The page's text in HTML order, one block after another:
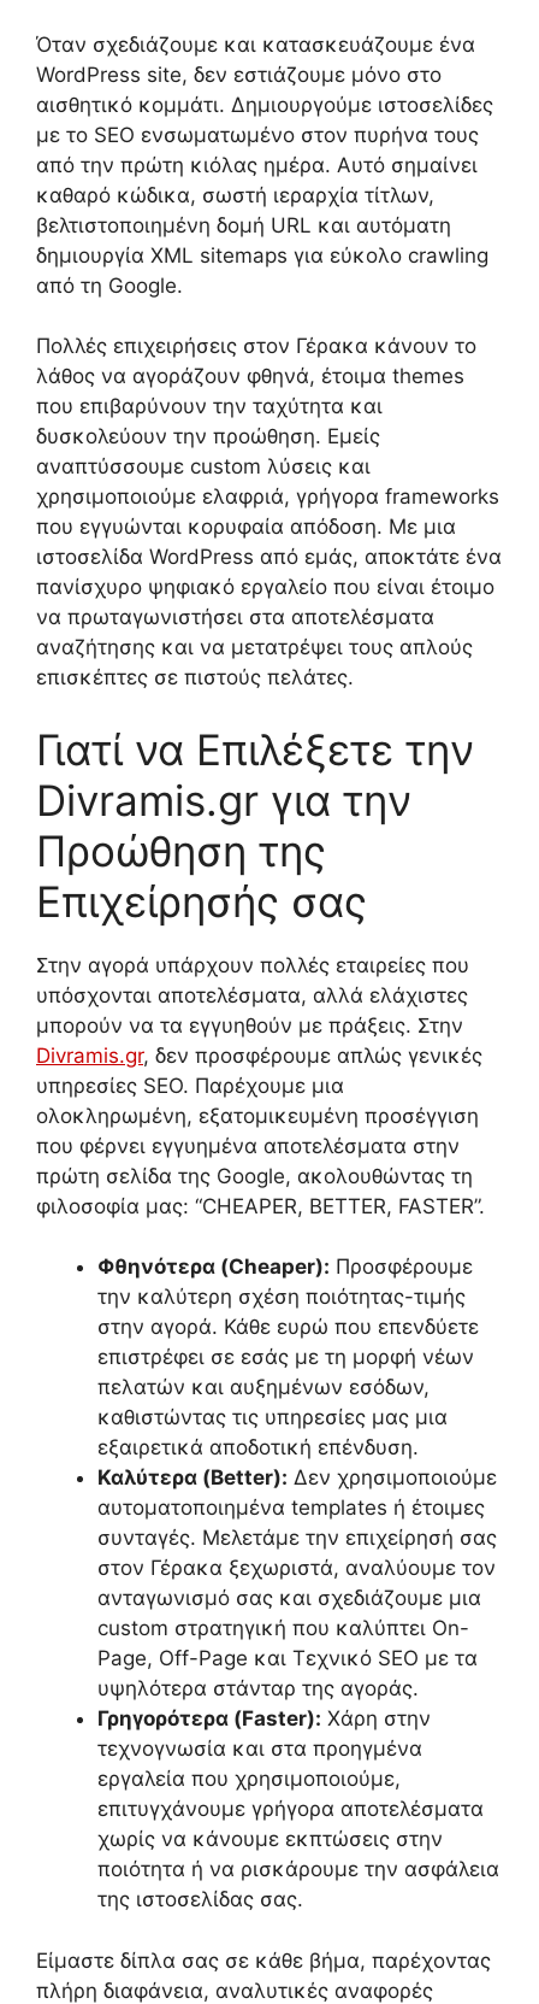
Όταν σχεδιάζουμε και κατασκευάζουμε ένα
WordPress site, δεν εστιάζουμε μόνο στο
αισθητικό κομμάτι. Δημιουργούμε ιστοσελίδες
με το SEO ενσωματωμένο στον πυρήνα τους
από την πρώτη κιόλας ημέρα. Αυτό σημαίνει
καθαρό κώδικα, σωστή ιεραρχία τίτλων,
βελτιστοποιημένη δομή URL και αυτόματη
δημιουργία XML sitemaps για εύκολο crawling
από τη Google.
Πολλές επιχειρήσεις στον Γέρακα κάνουν το
λάθος να αγοράζουν φθηνά, έτοιμα themes
που επιβαρύνουν την ταχύτητα και
δυσκολεύουν την προώθηση. Εμείς
αναπτύσσουμε custom λύσεις και
χρησιμοποιούμε ελαφριά, γρήγορα frameworks
που εγγυώνται κορυφαία απόδοση. Με μια
ιστοσελίδα WordPress από εμάς, αποκτάτε ένα
πανίσχυρο ψηφιακό εργαλείο που είναι έτοιμο
να πρωταγωνιστήσει στα αποτελέσματα
αναζήτησης και να μετατρέψει τους απλούς
επισκέπτες σε πιστούς πελάτες.
Γιατί να Επιλέξετε την
Divramis.gr για την
Προώθηση της
Επιχείρησής σας
Στην αγορά υπάρχουν πολλές εταιρείες που
υπόσχονται αποτελέσματα, αλλά ελάχιστες
μπορούν να τα εγγυηθούν με πράξεις. Στην
Divramis.gr, δεν προσφέρουμε απλώς γενικές
υπηρεσίες SEO. Παρέχουμε μια
ολοκληρωμένη, εξατομικευμένη προσέγγιση
που φέρνει εγγυημένα αποτελέσματα στην
πρώτη σελίδα της Google, ακολουθώντας τη
φιλοσοφία μας: “CHEAPER, BETTER, FASTER”.
Φθηνότερα (Cheaper): Προσφέρουμε
την καλύτερη σχέση ποιότητας-τιμής
στην αγορά. Κάθε ευρώ που επενδύετε
επιστρέφει σε εσάς με τη μορφή νέων
πελατών και αυξημένων εσόδων,
καθιστώντας τις υπηρεσίες μας μια
εξαιρετικά αποδοτική επένδυση.
Καλύτερα (Better): Δεν χρησιμοποιούμε
αυτοματοποιημένα templates ή έτοιμες
συνταγές. Μελετάμε την επιχείρησή σας
στον Γέρακα ξεχωριστά, αναλύουμε τον
ανταγωνισμό σας και σχεδιάζουμε μια
custom στρατηγική που καλύπτει On-
Page, Off-Page και Τεχνικό SEO με τα
υψηλότερα στάνταρ της αγοράς.
Γρηγορότερα (Faster): Χάρη στην
τεχνογνωσία και στα προηγμένα
εργαλεία που χρησιμοποιούμε,
επιτυγχάνουμε γρήγορα αποτελέσματα
χωρίς να κάνουμε εκπτώσεις στην
ποιότητα ή να ρισκάρουμε την ασφάλεια
της ιστοσελίδας σας.
Είμαστε δίπλα σας σε κάθε βήμα, παρέχοντας
πλήρη διαφάνεια, αναλυτικές αναφορές